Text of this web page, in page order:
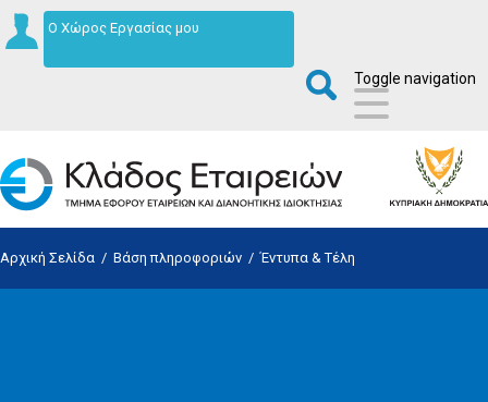
Ο Χώρος Εργασίας μου
Toggle navigation
Αρχική Σελίδα / Βάση πληροφοριών /Έντυπα & Τέλη